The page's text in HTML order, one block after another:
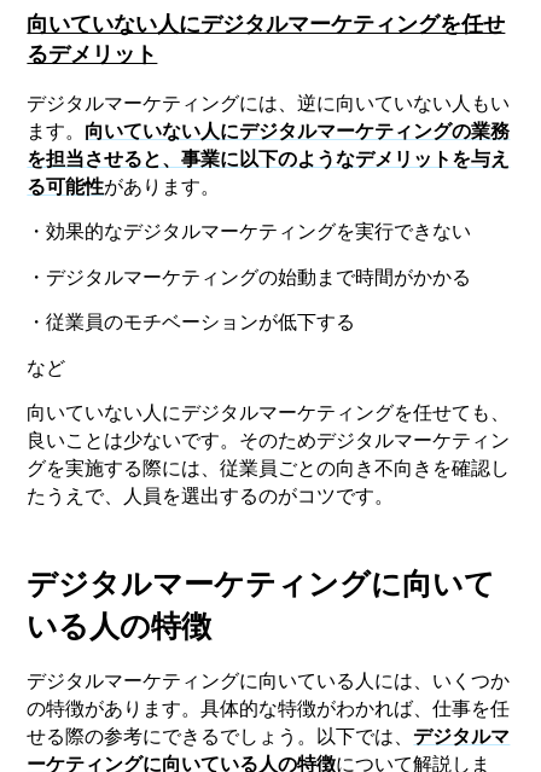
向いていない人にデジタルマーケティングを任せ
るデメリット
デジタルマーケティングには、逆に向いていない人もい
ます。 向いていない人にデジタルマーケティングの業務
を担当させると、事業に以下のようなデメリットを与え
る可能性があります。
・効果的なデジタルマーケティングを実行できない
・デジタルマーケティングの始動まで時間がかかる
・従業員のモチベーションが低下する
など
向いていない人にデジタルマーケティングを任せても、
良いことは少ないです。そのためデジタルマーケティン
グを実施する際には、従業員ごとの向き不向きを確認し
たうえで、人員を選出するのがコツです。
デジタルマーケティングに向いて
いる人の特徴
デジタルマーケティングに向いている人には、いくつか
の特徴があります。具体的な特徴がわかれば、仕事を任
せる際の参考にできるでしょう。以下では、デジタルマ
ーケティングに向いている人の特徴について解説しま